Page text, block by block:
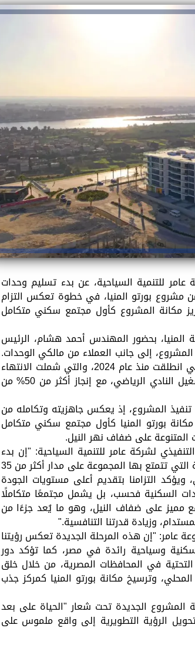
للتنمية السياحية، عن بدء تسليم وحدات
سكنية فاخرة ضمن مشروع بورتو المنيا، في خطوة تعكس التزام
مكانة المشروع كأول مجتمع سكني متكامل
المنيا، بحضور المهندس أحمد هشام، الرئيس
إلى جانب العملاء من مالكي الوحدات.
ويأتي هذا التسليم استكمالًا لخطة المراحل التنفيذية التي انطلقت منذ عام 2024، والتي شملت الانتهاء
من مرحلة عمارات النادي والممشى على الكورنيش، وتشغيل النادي الرياضي، مع إنجاز أكثر من 50% من
المشروع، إذ يعكس جاهزيته وتكامله من
بورتو المنيا كأول مجتمع سكني متكامل
على ضفاف نهر النيل.
لشركة عامر للتنمية السياحية: "إن بدء
تسليم وحدات مبنى «الأيقونك» يعكس الثقة والمصداقية التي تتمتع بها المجموعة على مدار أكثر من 35
التزامنا بتقديم أعلى مستويات الجودة
السكنية فحسب، بل يشمل مجتمعًا متكاملًا
مميز على ضفاف النيل، وهو ما يُعد جزءًا من
وزيادة قدرتنا التنافسية."
عامر: "إن هذه المرحلة الجديدة تعكس رؤيتنا
سكنية وسياحية رائدة في مصر، كما تؤكد دور
في المحافظات المصرية، من خلال خلق
وترسيخ مكانة بورتو المنيا كمركز جذب
المشروع الجديدة تحت شعار "الحياة على بعد
الرؤية التطويرية إلى واقع ملموس على